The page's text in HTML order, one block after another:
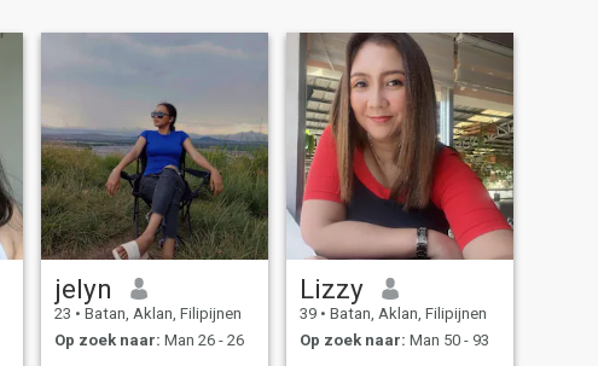
jelyn
23 • Batan, Aklan, Filipijnen
Op zoek naar: Man 26 - 26
Lizzy
39 • Batan, Aklan, Filipijnen
Op zoek naar: Man 50 - 93